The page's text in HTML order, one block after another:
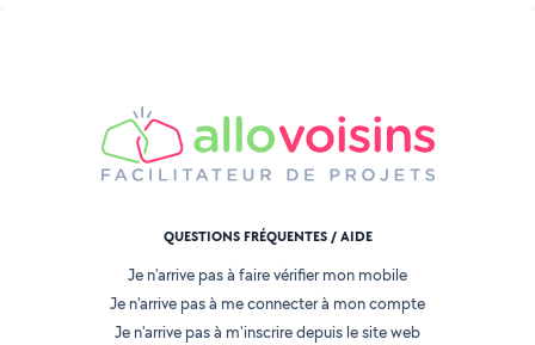
QUESTIONS FRÉQUENTES / AIDE
Je n'arrive pas à faire vérifier mon mobile
Je n'arrive pas à me connecter à mon compte
Je n'arrive pas à m'inscrire depuis le site web